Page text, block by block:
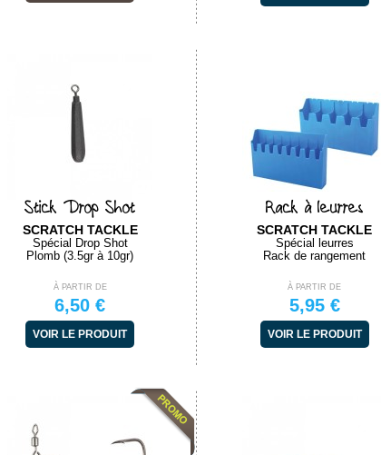
Stick Drop Shot
SCRATCH TACKLE
Spécial Drop Shot
Plomb (3.5gr à 10gr)
À PARTIR DE
6,50 €
VOIR LE PRODUIT
Rack à leurres
SCRATCH TACKLE
Spécial leurres
Rack de rangement
À PARTIR DE
5,95 €
VOIR LE PRODUIT